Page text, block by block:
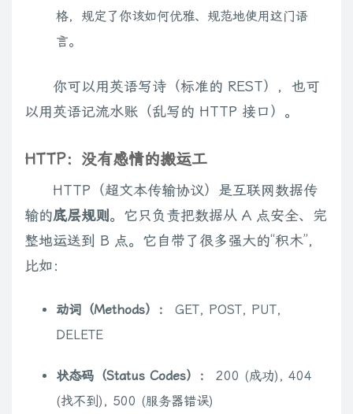
格，规定了你该如何优雅、规范地使用这门语
言。
你可以用英语写诗（标准的 REST），也可
以用英语记流水账（乱写的 HTTP 接口）。
HTTP：没有感情的搬运工
HTTP（超文本传输协议）是互联网数据传
输的底层规则。它只负责把数据从 A 点安全、完
整地运送到 B 点。它自带了很多强大的“积木”，
比如：
动词（Methods）：
GET, POST, PUT,
DELETE
状态码（Status Codes）：
200 (成功), 404
(找不到), 500 (服务器错误)